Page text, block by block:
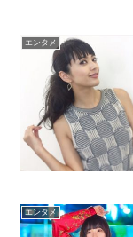
エンタメ
エンタメ